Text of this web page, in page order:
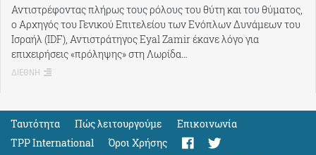
Αντιστρέφοντας πλήρως τους ρόλους του θύτη και του θύματος,
ο Αρχηγός του Γενικού Επιτελείου των Ενόπλων Δυνάμεων του
Ισραήλ (IDF), Αντιστράτηγος Eyal Zamir έκανε λόγο για
επιχειρήσεις «πρόληψης» στη Λωρίδα…
ΔΙΕΘΝΗ
Ταυτότητα Πώς λειτουργούμε
Eπικοινωνία
TPP International
Όροι Χρήσης